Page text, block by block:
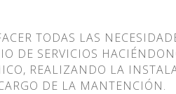
TODAS LAS
DE SERVICIOS
REALIZANDO LA
DE LA MANTENCIÓN.